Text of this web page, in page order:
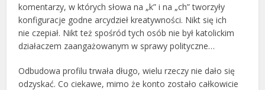
komentarzy, w których słowa na „k” i na „ch” tworzyły
konfiguracje godne arcydzieł kreatywności. Nikt się ich
nie czepiał. Nikt też spośród tych osób nie był katolickim
działaczem zaangażowanym w sprawy polityczne…
Odbudowa profilu trwała długo, wielu rzeczy nie dało się
odzyskać. Co ciekawe, mimo że konto zostało całkowicie